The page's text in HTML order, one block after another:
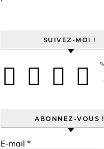
SUIVEZ-MOI !
ABONNEZ-VOUS !
E-mail *